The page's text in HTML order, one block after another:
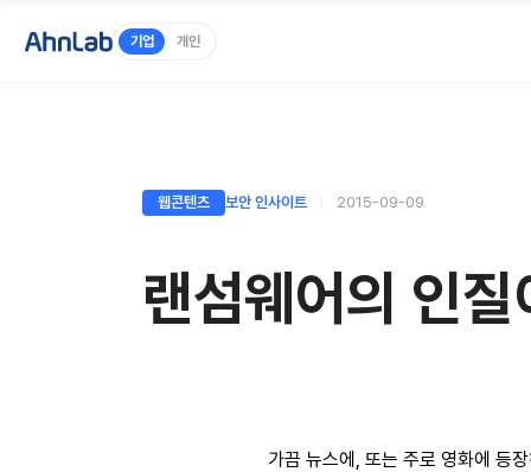
기업 개인
웹콘텐츠 보안 인사이트 2015-09-09
랜섬웨어의 인
가끔 뉴스에, 또는 주로 영화에 등